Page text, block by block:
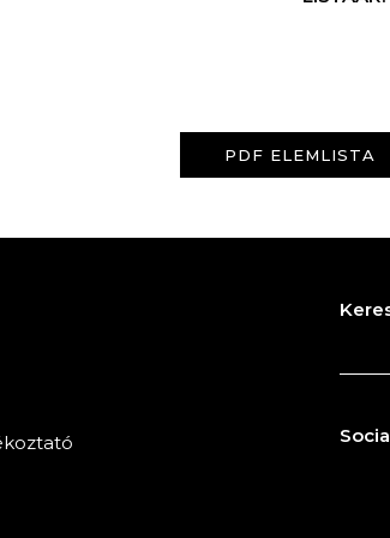
PDF ELEMLISTA